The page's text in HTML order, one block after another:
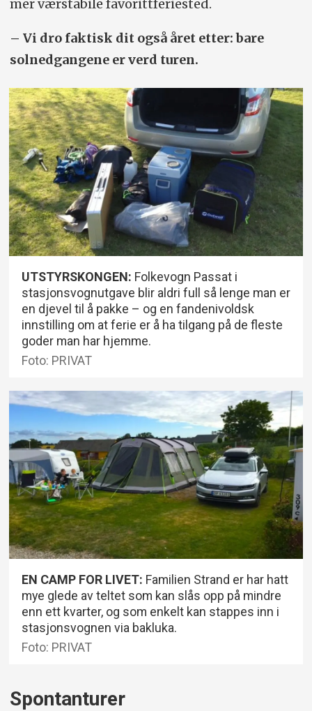
mer værstabile favorittferiested.
– Vi dro faktisk dit også året etter: bare
solnedgangene er verd turen.
UTSTYRSKONGEN: Folkevogn Passat i
stasjonsvognutgave blir aldri full så lenge man er
en djevel til å pakke – og en fandenivoldsk
innstilling om at ferie er å ha tilgang på de fleste
goder man har hjemme.
Foto: PRIVAT
EN CAMP FOR LIVET: Familien Strand er har hatt
mye glede av teltet som kan slås opp på mindre
enn ett kvarter, og som enkelt kan stappes inn i
stasjonsvognen via bakluka.
Foto: PRIVAT
Spontanturer